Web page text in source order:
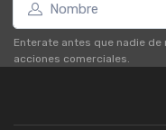
Enterate antes que nadie
acciones comerciales.